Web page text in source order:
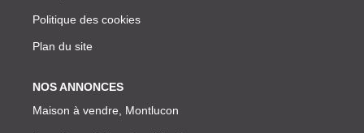
Politique des cookies
Plan du site
NOS ANNONCES
Maison à vendre, Montlucon